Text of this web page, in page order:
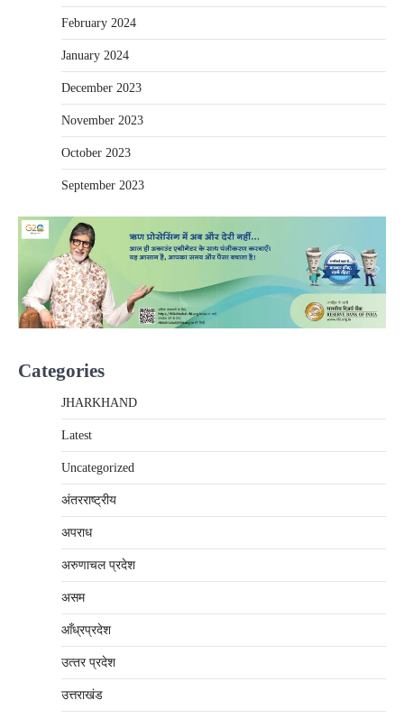
February 2024
January 2024
December 2023
November 2023
October 2023
September 2023
Categories
JHARKHAND
Latest
Uncategorized
अंतरराष्‍ट्रीय
अपराध
अरुणाचल प्रदेश
असम
आँध्रप्रदेश
उत्‍तर प्रदेश
उत्तराखंड